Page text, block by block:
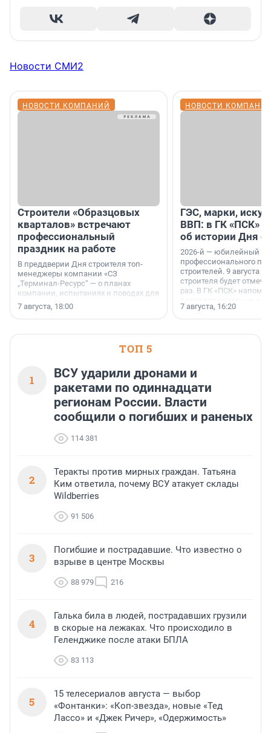
Новости СМИ2
НОВОСТИ КОМПАНИЙ
Строители «Образцовых
кварталов» встречают
профессиональный
праздник на работе
В преддверии Дня строителя топ-
менеджеры компании «СЗ
„Терминал-Ресурс“ — о планах
компании, испытаниях и поводах для
осторожного оптимизма.
7 августа, 18:00
НОВОСТИ
ГЭС, марки,
ВВП: в ГК «ПСК»
об истории Дня
2026-й — юбилейный
профессионального
строителей. 9 августа
строителя будет
раз. В ГК «ПСК»
поменялась роль
7 августа, 16:20
ТОП 5
1
ВСУ ударили дронами и
ракетами по одиннадцати
регионам России. Власти
сообщили о погибших и раненых
114 381
2
Теракты против мирных граждан. Татьяна
Ким ответила, почему ВСУ атакует склады
Wildberries
91 506
3
Погибшие и пострадавшие. Что известно о
взрыве в центре Москвы
88 979 216
4
Галька била в людей, пострадавших грузили
в скорые на лежаках. Что происходило в
Геленджике после атаки БПЛА
83 113
5
15 телесериалов августа — выбор
«Фонтанки»: «Коп-звезда», новые «Тед
Лассо» и «Джек Ричер», «Одержимость»